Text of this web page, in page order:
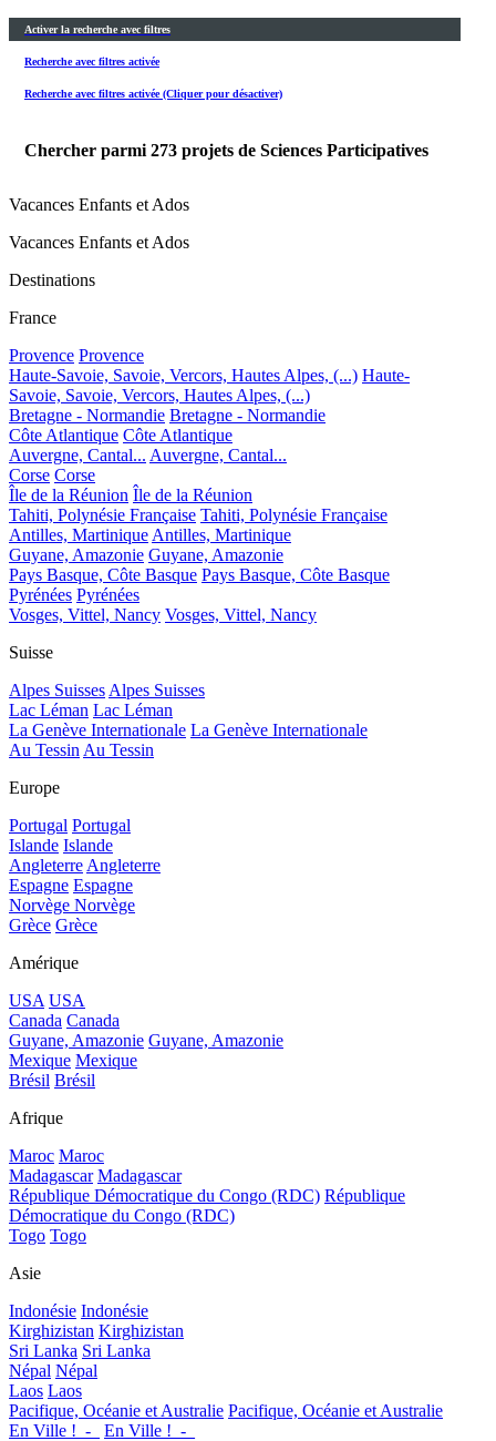
Activer la recherche avec filtres
Recherche avec filtres activée
Recherche avec filtres activée (Cliquer pour désactiver)
Chercher parmi 273 projets de Sciences Participatives
Vacances Enfants et Ados
Vacances Enfants et Ados
Destinations
France
Provence Provence
Haute-Savoie, Savoie, Vercors, Hautes Alpes, (...) Haute-
Savoie, Savoie, Vercors, Hautes Alpes, (...)
Bretagne - Normandie Bretagne - Normandie
Côte Atlantique Côte Atlantique
Auvergne, Cantal... Auvergne, Cantal...
Corse Corse
Île de la Réunion Île de la Réunion
Tahiti, Polynésie Française Tahiti, Polynésie Française
Antilles, Martinique Antilles, Martinique
Guyane, Amazonie Guyane, Amazonie
Pays Basque, Côte Basque Pays Basque, Côte Basque
Pyrénées Pyrénées
Vosges, Vittel, Nancy Vosges, Vittel, Nancy
Suisse
Alpes Suisses Alpes Suisses
Lac Léman Lac Léman
La Genève Internationale La Genève Internationale
Au Tessin Au Tessin
Europe
Portugal Portugal
Islande Islande
Angleterre Angleterre
Espagne Espagne
Norvège Norvège
Grèce Grèce
Amérique
USA USA
Canada Canada
Guyane, Amazonie Guyane, Amazonie
Mexique Mexique
Brésil Brésil
Afrique
Maroc Maroc
Madagascar Madagascar
République Démocratique du Congo (RDC) République
Démocratique du Congo (RDC)
Togo Togo
Asie
Indonésie Indonésie
Kirghizistan Kirghizistan
Sri Lanka Sri Lanka
Népal Népal
Laos Laos
Pacifique, Océanie et Australie Pacifique, Océanie et Australie
En Ville !_-_
En Ville !_-_